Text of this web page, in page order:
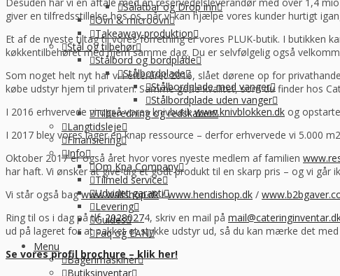
Salatbar og Drop inn
Ovn & microovn
Takeaway produktion
Stål og tilbehør
Stålbord og bordplade
Stålbordplade
Stålbordplade med vanger
Stålbordplade uden vanger
Tilberedning og redskaber
Langtidsleje
Finansiering
Info
Om Kpa Company
Tilmeld service
Udvidet garanti
Levering
Guides
Faq og EAN
Menu
Bagerimaskiner
Butiksinventar
giver en tilfredsstillelse hos os, når vi kan hjælpe vores kunder hurtigt
Et af de nyeste tiltag til vores forretning er vores PLUK-butik. I butikken
køkkentilbehøret med hjem samme dag. Du er selvfølgelig også
Som noget helt nyt har vi i efteråret 2016, slået dørene op for
købe udstyr hjem til privaten. Samme gode kvalitet, som du finder hos
I 2016 erhvervede vi også vores knivbutik www.knivblokken.dk og
I 2017 blev vores lager en knap ressource – derfor erhvervede vi 5.000
Oktober 2017 er også året hvor vores nyeste medlem af familien
har haft. Vi ønsker at give dig et godt produkt til en skarp pris – og vi går
Vi står også bagwww.wallshop.dk/www.hendishop.dk /
Ring til os i dag på tlf.20280274, skriv en mail på
ud på lageret for at pakket et stykke udstyr ud, så du kan mærke det
Se vores profil brochure – klik her!